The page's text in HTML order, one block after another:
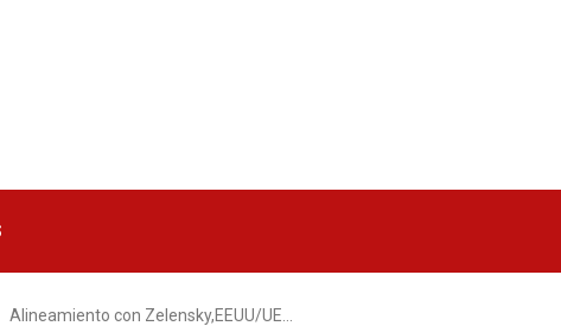
Alineamiento con Zelensky,EEUU/UE…